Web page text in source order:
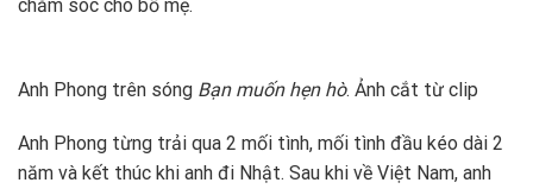
chăm sóc cho bố mẹ.
Anh Phong trên sóng Bạn muốn hẹn hò. Ảnh cắt từ clip
Anh Phong từng trải qua 2 mối tình, mối tình đầu kéo dài 2
năm và kết thúc khi anh đi Nhật. Sau khi về Việt Nam, anh